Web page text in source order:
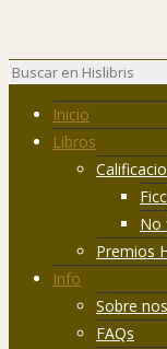
Inicio
Libros
No
Premios
Info
Sobre
FAQs